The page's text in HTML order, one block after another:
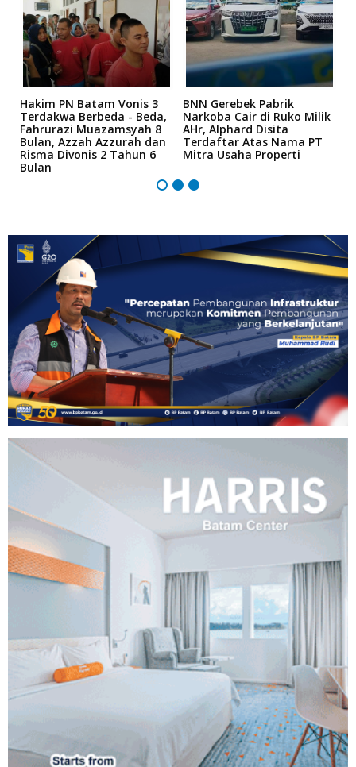
Hakim PN Batam Vonis 3
Terdakwa Berbeda - Beda,
Fahrurazi Muazamsyah 8
Bulan, Azzah Azzurah dan
Risma Divonis 2 Tahun 6
Bulan
BNN Gerebek Pabrik
Narkoba Cair di Ruko Milik
AHr, Alphard Disita
Terdaftar Atas Nama PT
Mitra Usaha Properti